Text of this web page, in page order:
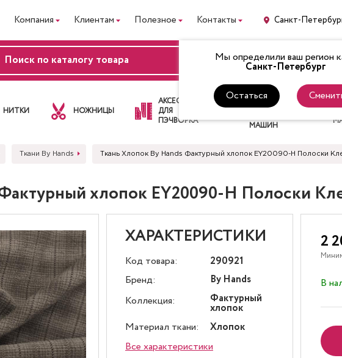
Компания Клиентам Полезное Контакты Санкт-
Мы определили ваш регион
Санкт-Петербург
Остаться
ВХОД
НИТКИ НОЖНИЦЫ
АКСЕССУАРЫ
ДЛЯ
ПЭЧВОРКА
ЛАПКИ
ДЛЯ
МАШИН
Ткани By Hands Ткань Хлопок By Hands Фактурный хлопок EY20090-H Полоски
хлопок EY20090-H Полоски
ХАРАКТЕРИСТИКИ
Код товара:
290921
Бренд:
By Hands
Коллекция:
Фактурный
хлопок
Материал ткани:
Хлопок
Все характеристики
2
В